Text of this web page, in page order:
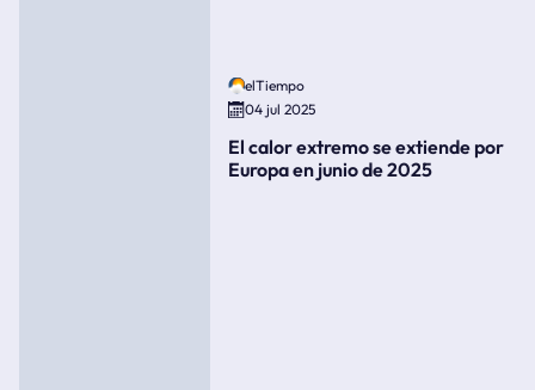
elTiempo
04 jul 2025
El calor extremo se extiende por
Europa en junio de 2025